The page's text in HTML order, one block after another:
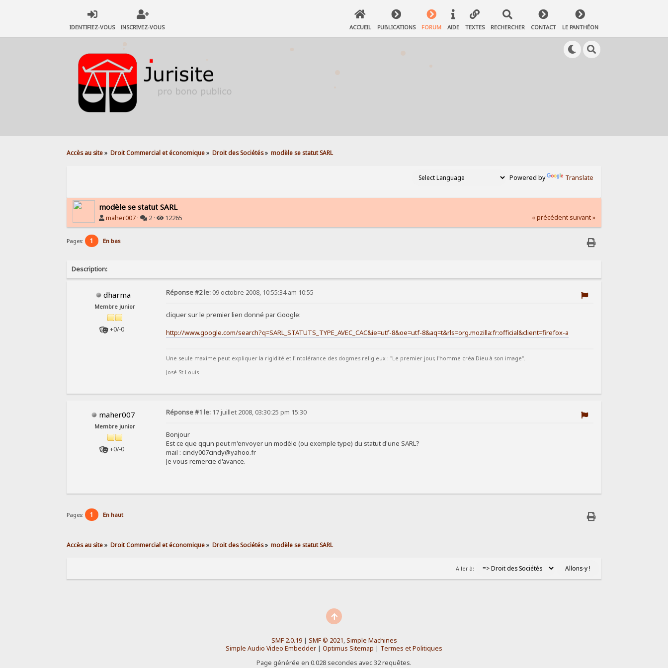
IDENTIFIEZ-VOUS INSCRIVEZ-VOUS ACCUEIL PUBLICATIONS FORUM AIDE TEXTES RECHERCHER CONTACT LE PANTHÉON
Accès au site» Droit Commercial et économique» Droit des Sociétés» modèle se statut SARL
Powered by Translate
modèle se statut SARL
maher007 · 2 · 12265 « précédent suivant »
Pages: 1 En bas
Description:
dharma
Membre junior
+0/-0
Réponse #2 le: 09 octobre 2008, 10:55:34 am 10:55
cliquer sur le premier lien donné par Google:
http://www.google.com/search?q=SARL_STATUTS_TYPE_AVEC_CAC&ie=utf-8&oe=utf-8&aq=t&rls=org.mozilla:fr:official&client=firefox-a
Une seule maxime peut expliquer la rigidité et l'intolérance des dogmes religieux : "Le premier jour, l'homme créa Dieu à son image".
José St-Louis
maher007
Membre junior
+0/-0
Réponse #1 le: 17 juillet 2008, 03:30:25 pm 15:30
Bonjour
Est ce que qqun peut m'envoyer un modèle (ou exemple type) du statut d'une SARL?
mail : cindy007cindy@yahoo.fr
Je vous remercie d'avance.
Pages: 1 En haut
Accès au site» Droit Commercial et économique» Droit des Sociétés» modèle se statut SARL
Aller à:
SMF 2.0.19| SMF © 2021,Simple Machines
Simple Audio Video Embedder | Optimus Sitemap | Termes et Politiques
Page générée en 0.028 secondes avec 32 requêtes.